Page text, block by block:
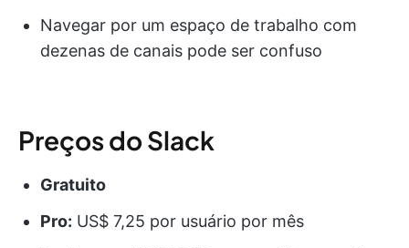
Navegar por um espaço de trabalho com
dezenas de canais pode ser confuso
Preços do Slack
Gratuito
Pro: US$ 7,25 por usuário por mês